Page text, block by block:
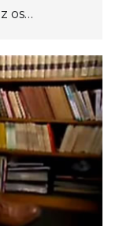
os…